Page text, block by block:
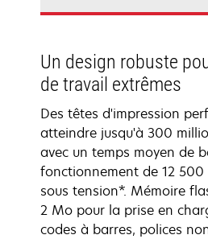
Un design robuste
de travail extrêmes
Des têtes d'impression
atteindre jusqu'à 300
avec un temps moyen de
fonctionnement de 12 500
sous tension*. Mémoire
2 Mo pour la prise en
codes à barres, polices